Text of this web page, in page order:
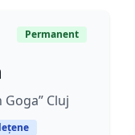
Permanent
Cluj